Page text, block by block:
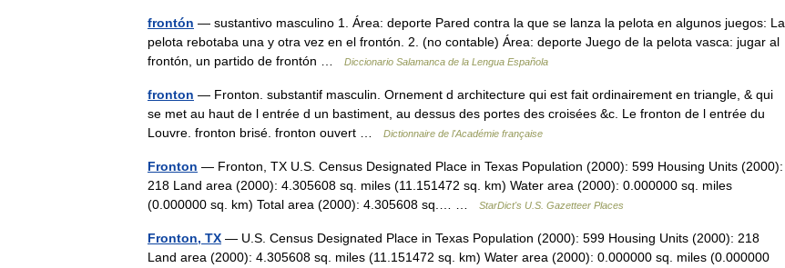
frontón — sustantivo masculino 1. Área: deporte Pared contra la que se lanza la pelota en algunos juegos: La
pelota rebotaba una y otra vez en el frontón. 2. (no contable) Área: deporte Juego de la pelota vasca: jugar al
frontón, un partido de frontón …
Diccionario Salamanca de la Lengua Española
fronton — Fronton. substantif masculin. Ornement d architecture qui est fait ordinairement en triangle, & qui
se met au haut de l entrée d un bastiment, au dessus des portes des croisées &c. Le fronton de l entrée du
Louvre. fronton brisé. fronton ouvert …
Dictionnaire de l'Académie française
Fronton — Fronton, TX U.S. Census Designated Place in Texas Population (2000): 599 Housing Units (2000):
218 Land area (2000): 4.305608 sq. miles (11.151472 sq. km) Water area (2000): 0.000000 sq. miles
(0.000000 sq. km) Total area (2000): 4.305608 sq.… …
StarDict's U.S. Gazetteer Places
Fronton, TX — U.S. Census Designated Place in Texas Population (2000): 599 Housing Units (2000): 218
Land area (2000): 4.305608 sq. miles (11.151472 sq. km) Water area (2000): 0.000000 sq. miles (0.000000